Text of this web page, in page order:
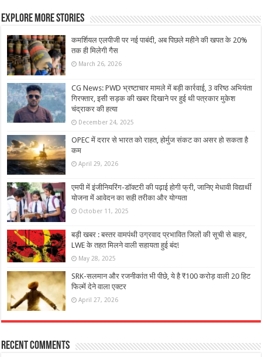
Explore More Stories
कमर्शियल एलपीजी पर नई पाबंदी, अब पिछले महीने की खपत के 20%
तक ही मिलेगी गैस
March 26, 2026
CG News: PWD भ्रष्टाचार मामले में बड़ी कार्रवाई, 3 वरिष्ठ अभियंता
गिरफ्तार, इसी सड़क की खबर दिखाने पर हुई थी पत्रकार मुकेश
चंद्राकर की हत्या
December 24, 2025
OPEC में दरार से भारत को राहत, होर्मुज संकट का असर हो सकता है
कम
April 29, 2026
एमपी में इंजीनियरिंग-डॉक्टरी की पढ़ाई होगी फ्री, जानिए मेधावी विद्यार्थी
योजना में आवेदन का सही तरीका और योग्‍यता
October 11, 2025
बड़ी खबर : बस्तर वामपंथी उग्रवाद प्रभावित जिलों की सूची से बाहर,
LWE के तहत मिलने वाली सहायता हुई बंद!
May 28, 2025
SRK-सलमान और रजनीकांत भी पीछे, ये है ₹100 करोड़ वाली 20 हिट
फिल्में देने वाला एक्टर
April 27, 2026
Recent Comments